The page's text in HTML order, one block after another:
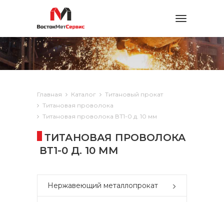
Toggle
Главная Каталог
Титановый прокат
Титановая проволока
Титановая проволока ВТ1-0 д. 10 мм
ТИТАНОВАЯ ПРОВОЛОКА
ВТ1-0 Д. 10 ММ
Нержавеющий металлопрокат